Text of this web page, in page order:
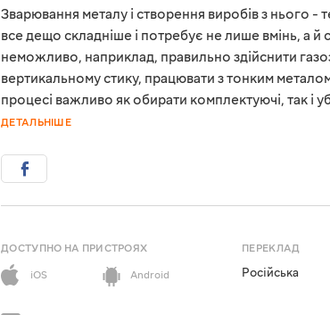
Зварювання металу і створення виробів з нього -
все дещо складніше і потребує не лише вмінь, а й
неможливо, наприклад, правильно здійснити
вертикальному стику, працювати з тонким
процесі важливо як обирати комплектуючі, так і
ДЕТАЛЬНІШЕ
ДОСТУПНО НА ПРИСТРОЯХ
iOS
Android
ПЕРЕКЛАД
Російська